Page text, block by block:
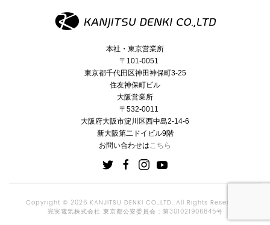
本社・東京営業所
〒101-0051
東京都千代田区神田神保町3-25
住友神保町ビル
大阪営業所
〒532-0011
大阪府大阪市淀川区西中島2-14-6
新大阪第二ドイビル9階
お問い合わせはこちら
Copyright © 2026 KANJITSU DENKI CO.,LTD. All Rights Reserved.
完実電気株式会社 東京都公安委員会：第301021906845号